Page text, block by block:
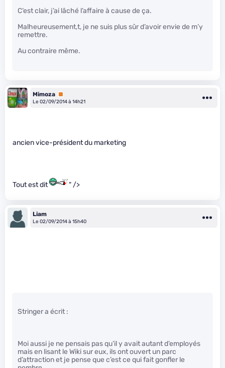
C’est clair, j’ai lâché l’affaire à cause de ça.
Malheureusement,t, je ne suis plus sûr d’avoir envie de m’y
remettre.
Au contraire même.
Mimoza Premium
Le 02/09/2014 à 14h21
ancien vice-président du marketing
Tout est dit " />
Liam
Le 02/09/2014 à 15h40
Stringer a écrit :
Moi aussi je ne pensais pas qu’il y avait autant d’employés
mais en lisant le Wiki sur eux, ils ont ouvert un parc
d’attraction et je pense que c’est ce qui fait gonfler le